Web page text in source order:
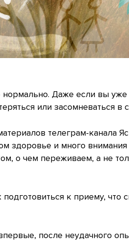
Даже если вы уже
или засомневаться в
телеграм-канала
здоровье и много внимания
о чем переживаем, а не
к приему, что
после неудачного